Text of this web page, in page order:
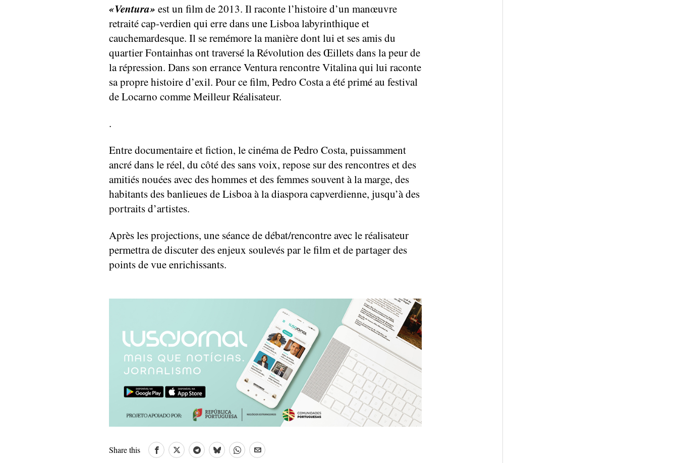
«Ventura» est un film de 2013. Il raconte l’histoire d’un manœuvre
retraité cap-verdien qui erre dans une Lisboa labyrinthique et
cauchemardesque. Il se remémore la manière dont lui et ses amis du
quartier Fontainhas ont traversé la Révolution des Œillets dans la peur de
la répression. Dans son errance Ventura rencontre Vitalina qui lui raconte
sa propre histoire d’exil. Pour ce film, Pedro Costa a été primé au festival
de Locarno comme Meilleur Réalisateur.
.
Entre documentaire et fiction, le cinéma de Pedro Costa, puissamment
ancré dans le réel, du côté des sans voix, repose sur des rencontres et des
amitiés nouées avec des hommes et des femmes souvent à la marge, des
habitants des banlieues de Lisboa à la diaspora capverdienne, jusqu’à des
portraits d’artistes.
Après les projections, une séance de débat/rencontre avec le réalisateur
permettra de discuter des enjeux soulevés par le film et de partager des
points de vue enrichissants.
Share this